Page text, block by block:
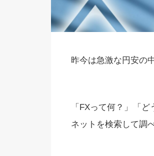
昨今は急激な円安の
「FXって何？」「
ネットを検索して調